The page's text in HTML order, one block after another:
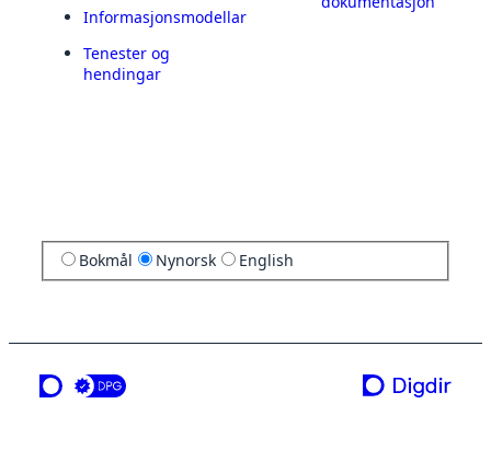
Informasjonsmodellar
Tenester og
hendingar
Bokmål Nynorsk English